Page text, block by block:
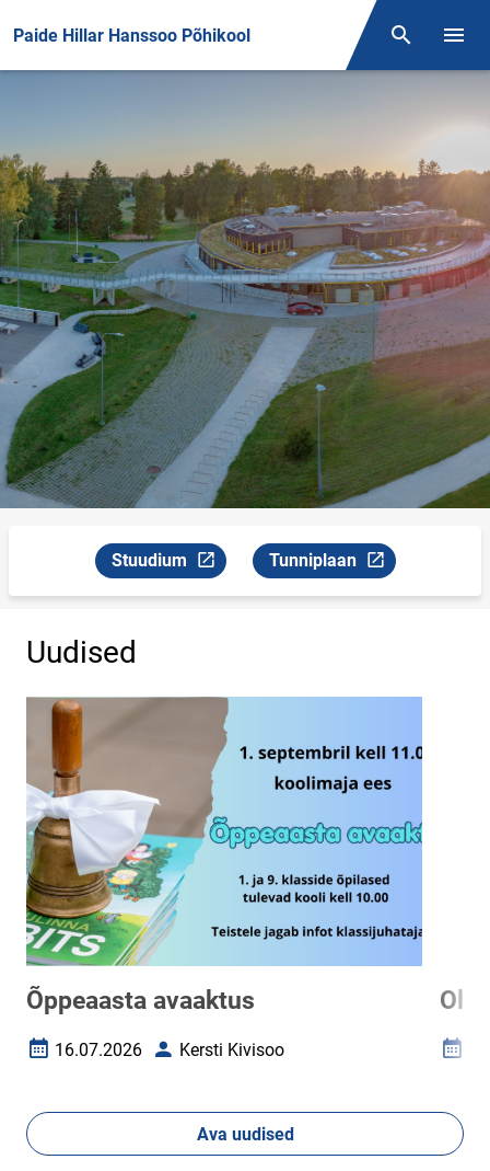
Paide Hillar Hanssoo Põhikool Otsing
Front page
Stuudium
Link avaneb uuel leheküljel
Tunniplaan
Link avaneb uuel leheküljel
Uudised
Õppeaasta avaaktus
Loomise kuupäev
16.07.2026 AutorKersti Kivisoo
Ava uudised